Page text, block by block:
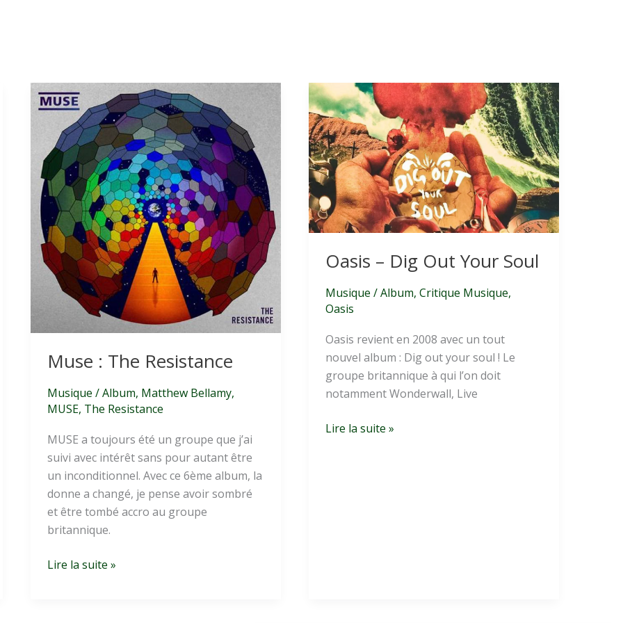
Muse : The Resistance
Musique /Album, Matthew Bellamy,
MUSE, The Resistance
MUSE a toujours été un groupe que j’ai
suivi avec intérêt sans pour autant être
un inconditionnel. Avec ce 6ème album, la
donne a changé, je pense avoir sombré
et être tombé accro au groupe
britannique.
Muse
Lire la suite »
Oasis – Dig Out Your Soul
Musique /Album, Critique Musique,
Oasis
Oasis revient en 2008 avec un tout
nouvel album : Dig out your soul ! Le
groupe britannique à qui l’on doit
notamment Wonderwall, Live
Oasis
Lire la suite »